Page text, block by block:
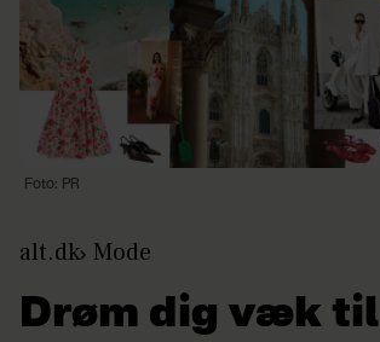
Foto: PR
alt.dk Mode
Drøm dig væk til